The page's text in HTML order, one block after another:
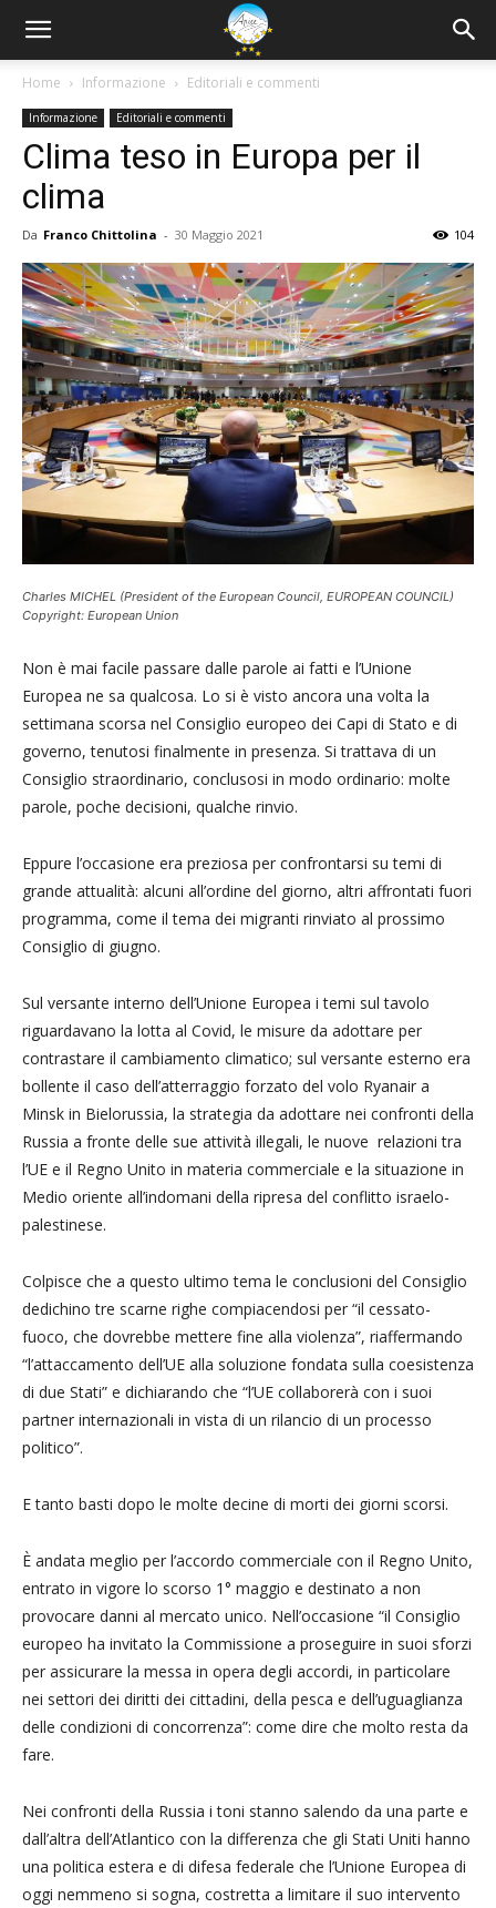
Home Informazione Editoriali e commenti
Informazione Editoriali e commenti
Clima teso in Europa per il
clima
Da Franco Chittolina - 30 Maggio 2021 104
Charles MICHEL (President of the European Council, EUROPEAN COUNCIL)
Copyright: European Union
Non è mai facile passare dalle parole ai fatti e l’Unione
Europea ne sa qualcosa. Lo si è visto ancora una volta la
settimana scorsa nel Consiglio europeo dei Capi di Stato e di
governo, tenutosi finalmente in presenza. Si trattava di un
Consiglio straordinario, conclusosi in modo ordinario: molte
parole, poche decisioni, qualche rinvio.
Eppure l’occasione era preziosa per confrontarsi su temi di
grande attualità: alcuni all’ordine del giorno, altri affrontati fuori
programma, come il tema dei migranti rinviato al prossimo
Consiglio di giugno.
Sul versante interno dell’Unione Europea i temi sul tavolo
riguardavano la lotta al Covid, le misure da adottare per
contrastare il cambiamento climatico; sul versante esterno era
bollente il caso dell’atterraggio forzato del volo Ryanair a
Minsk in Bielorussia, la strategia da adottare nei confronti della
Russia a fronte delle sue attività illegali, le nuove relazioni tra
l’UE e il Regno Unito in materia commerciale e la situazione in
Medio oriente all’indomani della ripresa del conflitto israelo-
palestinese.
Colpisce che a questo ultimo tema le conclusioni del Consiglio
dedichino tre scarne righe compiacendosi per “il cessato-
fuoco, che dovrebbe mettere fine alla violenza”, riaffermando
“l’attaccamento dell’UE alla soluzione fondata sulla coesistenza
di due Stati” e dichiarando che “l’UE collaborerà con i suoi
partner internazionali in vista di un rilancio di un processo
politico”.
E tanto basti dopo le molte decine di morti dei giorni scorsi.
È andata meglio per l’accordo commerciale con il Regno Unito,
entrato in vigore lo scorso 1° maggio e destinato a non
provocare danni al mercato unico. Nell’occasione “il Consiglio
europeo ha invitato la Commissione a proseguire in suoi sforzi
per assicurare la messa in opera degli accordi, in particolare
nei settori dei diritti dei cittadini, della pesca e dell’uguaglianza
delle condizioni di concorrenza”: come dire che molto resta da
fare.
Nei confronti della Russia i toni stanno salendo da una parte e
dall’altra dell’Atlantico con la differenza che gli Stati Uniti hanno
una politica estera e di difesa federale che l’Unione Europea di
oggi nemmeno si sogna, costretta a limitare il suo intervento